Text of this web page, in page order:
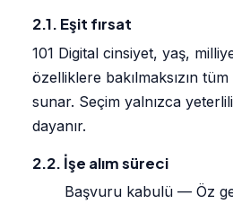
2.1. Eşit fırsat
101 Digital cinsiyet, yaş,
özelliklere bakılmaksızın
sunar. Seçim yalnızca
dayanır.
2.2. İşe alım süreci
Başvuru kabulü — Öz